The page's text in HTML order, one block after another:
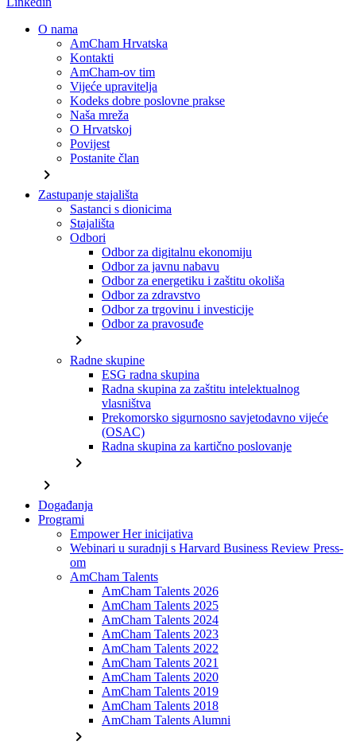
O nama
AmCham Hrvatska
Kontakti
AmCham-ov tim
Vijeće upravitelja
Kodeks dobre poslovne prakse
Naša mreža
O Hrvatskoj
Povijest
Postanite član
chevron_right
Zastupanje stajališta
Sastanci s dionicima
Stajališta
Odbori
Odbor za digitalnu ekonomiju
Odbor za javnu nabavu
Odbor za energetiku i zaštitu okoliša
Odbor za zdravstvo
Odbor za trgovinu i investicije
Odbor za pravosuđe
chevron_right
Radne skupine
ESG radna skupina
Radna skupina za zaštitu intelektualnog
vlasništva
Prekomorsko sigurnosno savjetodavno vijeće
(OSAC)
Radna skupina za kartično poslovanje
chevron_right
chevron_right
Događanja
Programi
Empower Her inicijativa
Webinari u suradnji s Harvard Business Review Press-
om
AmCham Talents
AmCham Talents 2026
AmCham Talents 2025
AmCham Talents 2024
AmCham Talents 2023
AmCham Talents 2022
AmCham Talents 2021
AmCham Talents 2020
AmCham Talents 2019
AmCham Talents 2018
AmCham Talents Alumni
chevron_right